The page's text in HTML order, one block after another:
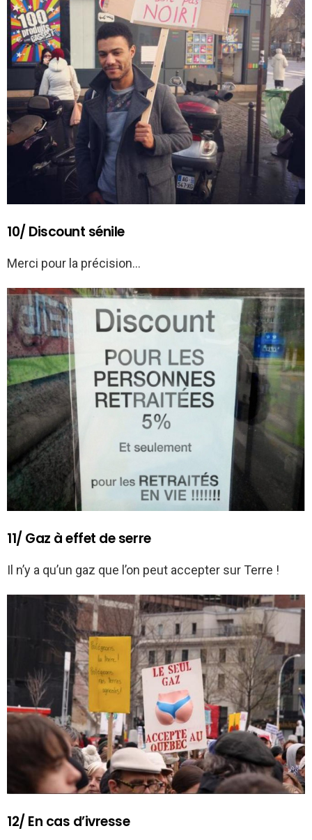
10/ Discount sénile
Merci pour la précision…
11/ Gaz à effet de serre
Il n’y a qu’un gaz que l’on peut accepter sur Terre !
12/ En cas d’ivresse